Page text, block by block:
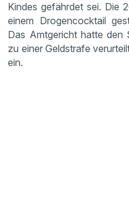
Kindes gefährdet sei. Die
einem Drogen­cock­tail
Das Amtge­richt hatte den
zu einer Geldstrafe
ein.